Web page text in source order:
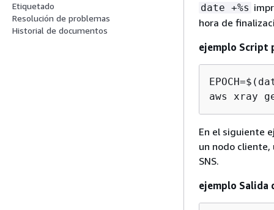
Etiquetado
Resolución de problemas
Historial de documentos
date +%s
hora de
ejemplo Script
aws xray
En el siguiente
un nodo cliente,
SNS.
ejemplo Salida